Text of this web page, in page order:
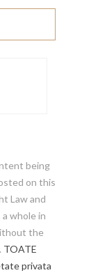
being
on this
Law and
whole in
the
TOATE
privata